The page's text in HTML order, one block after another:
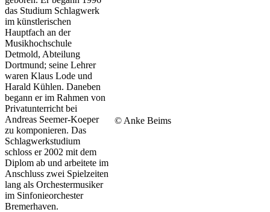
© Anke Beims
das Studium Schlagwerk
im künstlerischen
Hauptfach an der
Musikhochschule
Detmold, Abteilung
Dortmund; seine Lehrer
waren Klaus Lode und
Harald Kühlen. Daneben
begann er im Rahmen von
Privatunterricht bei
Andreas Seemer-Koeper
zu komponieren. Das
Schlagwerkstudium
schloss er 2002 mit dem
Diplom ab und arbeitete im
Anschluss zwei Spielzeiten
lang als Orchestermusiker
im Sinfonieorchester
Bremerhaven.